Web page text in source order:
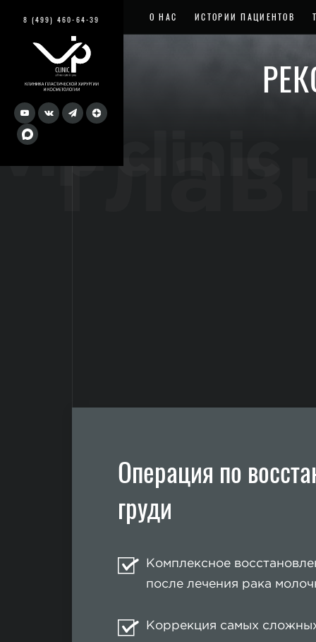
8 (499) 460-64-39
vip clinic
О НАС ИСТОРИИ ПАЦИЕНТОВ
Операция по
груди
Комплексное
после лечения рака
Коррекция самых